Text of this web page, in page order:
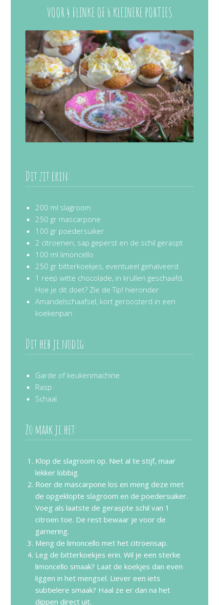
VOOR 4 FLINKE OF 6 KLEINERE PORTIES
Dit zit erin:
200 ml slagroom
250 gr mascarpone
100 gr poedersuiker
2 citroenen, sap geperst en de schil geraspt
100 ml limoncello
250 gr bitterkoekjes, eventueel gehalveerd
1 reep witte chocolade, in krullen geschaafd.
Hoe je dit doet? Zie de Tip! hieronder
Amandelschaafsel, kort geroosterd in een
koekenpan
Dit heb je nodig:
Garde of keukenmachine
Rasp
Schaal
Zo maak je het:
Klop de slagroom op. Niet al te stijf, maar
lekker lobbig.
Roer de mascarpone los en meng deze met
de opgeklopte slagroom en de poedersuiker.
Voeg als laatste de geraspte schil van 1
citroen toe. De rest bewaar je voor de
garnering.
Meng de limoncello met het citroensap.
Leg de bitterkoekjes erin. Wil je een sterke
limoncello smaak? Laat de koekjes dan even
liggen in het mengsel. Liever een iets
subtielere smaak? Haal ze er dan na het
dippen direct uit.